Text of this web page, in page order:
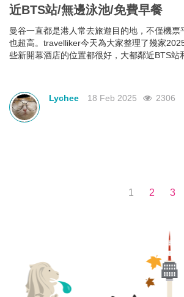
近BTS站/無邊泳池/免費早餐
曼谷一直都是港人常去旅遊目的地，不僅機票
也超高。travelliker今天為大家整理了幾家
些新開幕酒店的位置都很好，大都鄰近BTS站
不如來看看有沒有合你心意的曼谷新酒店吧！
Lychee 18 Feb 2025 2306
1 2 3